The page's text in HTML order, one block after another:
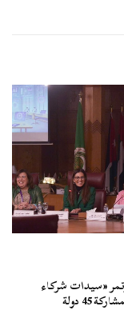
«سيدات شركاء
45 دولة